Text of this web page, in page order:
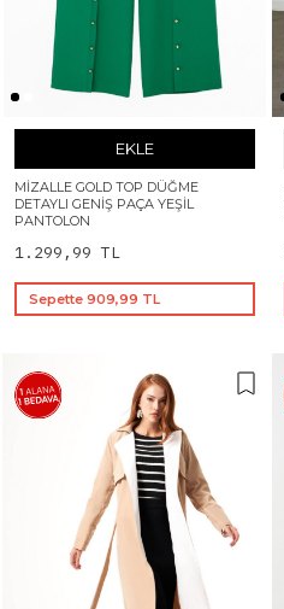
EKLE
MIZALLE GOLD TOP DÜĞME
DETAYLI GENIŞ PAÇA YEŞIL
PANTOLON
1.299,99 TL
Sepette 909,99 TL